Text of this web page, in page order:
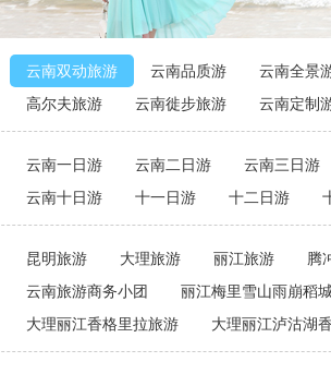
云南双动旅游 云南品质游
云南全景
高尔夫旅游
云南徙步旅游 云南定制
云南一日游 云南二日游
云南三日游
云南十日游
十一日游 十二日游
昆明旅游 大理旅游 丽江旅游
腾
云南旅游商务小团
丽江梅里雪山雨崩稻
大理丽江香格里拉旅游
大理丽江泸沽湖